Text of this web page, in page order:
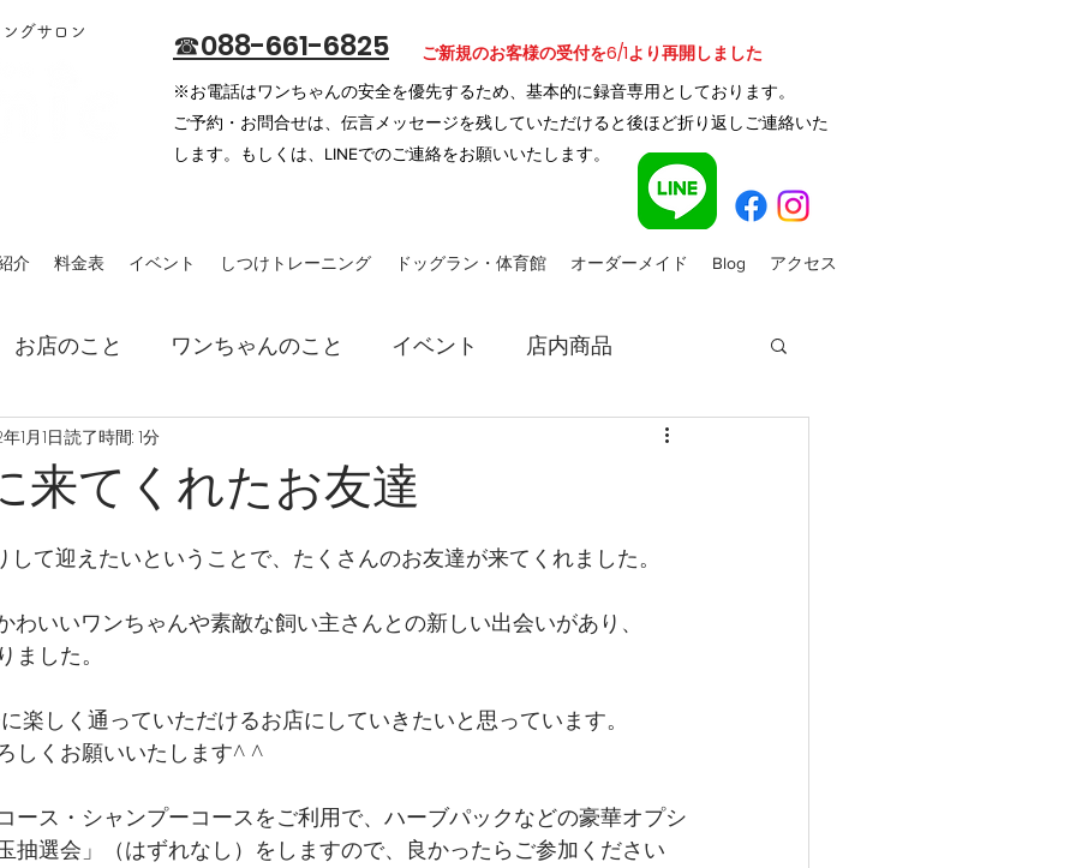
グサロン
※お電話はワンちゃんの安全を優先するため、基本的に録音専用と しております。
ご予約・お問合せは、 伝言メッセージを残していただけると後ほど折り返しご連絡いた
します。もしくは、LINEでのご連絡をお願いいたします。
​☎088-661-6825 ​ご新規のお客様の受付を6/1より再開しました
介 料金表 イベント しつけトレーニング ドッグラン・体育館 オーダーメイド Blog アクセス
お店のこと ワンちゃんのこと イベント 店内商品
来てくれたお友達
1月1日読了時間: 1分
して迎えたいということで、たくさんのお友達が来てくれました。
わいいワンちゃんや素敵な飼い主さんとの新しい出会いがあり、
した。
楽しく通っていただけるお店にしていきたいと思っています。
しくお願いいたします^ ^
ース・シャンプーコースをご利用で、ハーブパックなどの豪華オプシ
抽選会」（はずれなし）をしますので、良かったらご参加ください